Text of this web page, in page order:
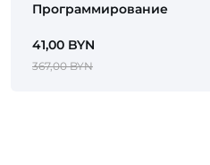
Программирование
41,00 BYN
367,00 BYN